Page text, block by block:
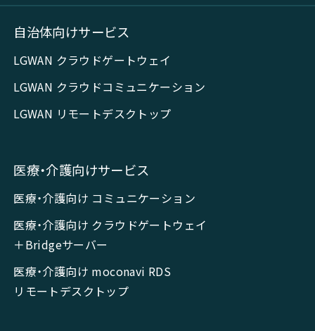
自治体向けサービス
LGWAN クラウドゲートウェイ
LGWAN クラウドコミュニケーション
LGWAN リモートデスクトップ
医療・介護向けサービス
医療・介護向け コミュニケーション
医療・介護向け クラウドゲートウェイ
＋Bridgeサーバー
医療・介護向け moconavi RDS
リモートデスクトップ